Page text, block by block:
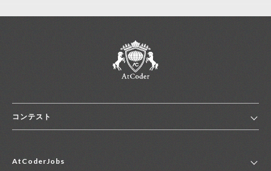
コンテスト
コンテスト一覧
AtCoderJobs